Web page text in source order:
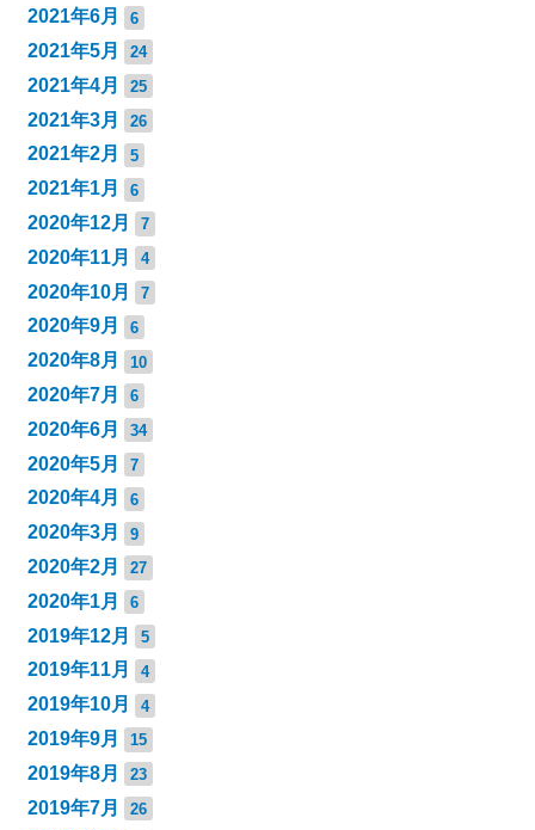
2021年6月 6
2021年5月 24
2021年4月 25
2021年3月 26
2021年2月 5
2021年1月 6
2020年12月 7
2020年11月 4
2020年10月 7
2020年9月 6
2020年8月 10
2020年7月 6
2020年6月 34
2020年5月 7
2020年4月 6
2020年3月 9
2020年2月 27
2020年1月 6
2019年12月 5
2019年11月 4
2019年10月 4
2019年9月 15
2019年8月 23
2019年7月 26